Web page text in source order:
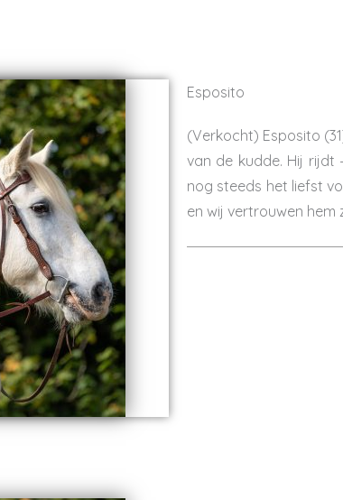
Esposito
(Verkocht) Esposito
van de kudde. Hij rijdt
nog steeds het liefst
en wij vertrouwen hem